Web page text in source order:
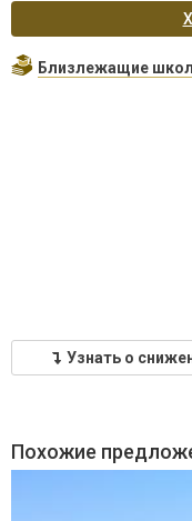
Близлежащие
Узнать о
Похожие